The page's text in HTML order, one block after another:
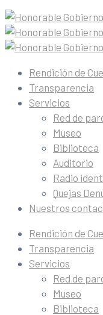
Rendición de
Transparencia
Servicios
Red de
Museo
Biblioteca
Auditorio
Radio
Quejas
Nuestros
Rendición de
Transparencia
Servicios
Red de
Museo
Biblioteca